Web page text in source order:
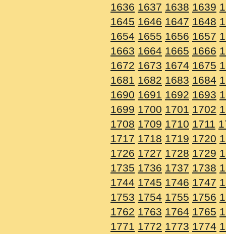
1636 1637 1638 1639
1645 1646 1647 1648
1654 1655 1656 1657
1663 1664 1665 1666
1672 1673 1674 1675
1681 1682 1683 1684
1690 1691 1692 1693
1699 1700 1701 1702
1708 1709 1710 1711
1717 1718 1719 1720
1726 1727 1728 1729
1735 1736 1737 1738
1744 1745 1746 1747
1753 1754 1755 1756
1762 1763 1764 1765
1771 1772 1773 1774